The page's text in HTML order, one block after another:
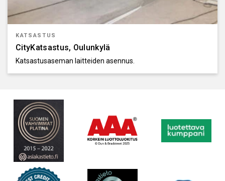
KATSASTUS
CityKatsastus, Oulunkylä
Katsastusaseman laitteiden asennus.